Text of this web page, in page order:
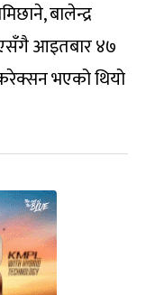
बालेन्द्र
आइतबार ४७
भएको थियो